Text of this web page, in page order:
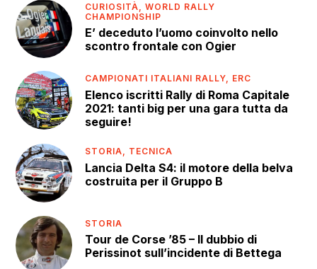
CURIOSITÀ,WORLD RALLY
CHAMPIONSHIP
E’ deceduto l’uomo coinvolto nello
scontro frontale con Ogier
CAMPIONATI ITALIANI RALLY, ERC
Elenco iscritti Rally di Roma Capitale
2021: tanti big per una gara tutta da
seguire!
STORIA, TECNICA
Lancia Delta S4: il motore della belva
costruita per il Gruppo B
STORIA
Tour de Corse ’85 – Il dubbio di
Perissinot sull’incidente di Bettega